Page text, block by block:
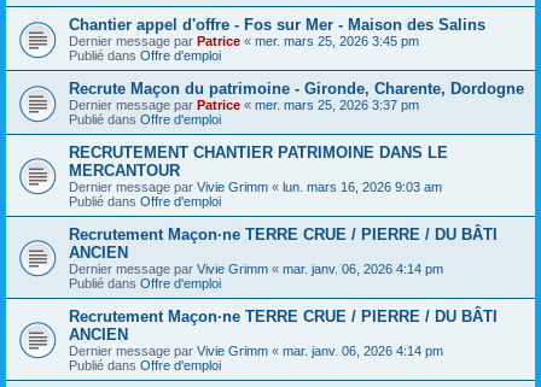
Chantier appel d'offre - Fos sur Mer - Maison des Salins
Dernier message par Patrice « mer. mars 25, 2026 3:45 pm
Publié dans Offre d'emploi
Recrute Maçon du patrimoine - Gironde, Charente, Dordogne
Dernier message par Patrice « mer. mars 25, 2026 3:37 pm
Publié dans Offre d'emploi
RECRUTEMENT CHANTIER PATRIMOINE DANS LE
MERCANTOUR
Dernier message par Vivie Grimm « lun. mars 16, 2026 9:03 am
Publié dans Offre d'emploi
Recrutement Maçon·ne TERRE CRUE / PIERRE / DU BÂTI
ANCIEN
Dernier message par Vivie Grimm « mar. janv. 06, 2026 4:14 pm
Publié dans Offre d'emploi
Recrutement Maçon·ne TERRE CRUE / PIERRE / DU BÂTI
ANCIEN
Dernier message par Vivie Grimm « mar. janv. 06, 2026 4:14 pm
Publié dans Offre d'emploi